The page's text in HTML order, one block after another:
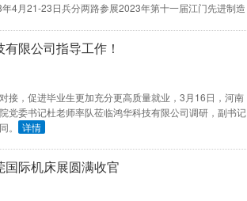
4月21-23日兵分两路参展2023年第十一届江门先进制造
限公司指导工作！
接，促进毕业生更加充分更高质量就业，3月16日，河南
党委书记杜老师率队莅临鸿华科技有限公司调研，副书记
。
详情
际机床展圆满收官